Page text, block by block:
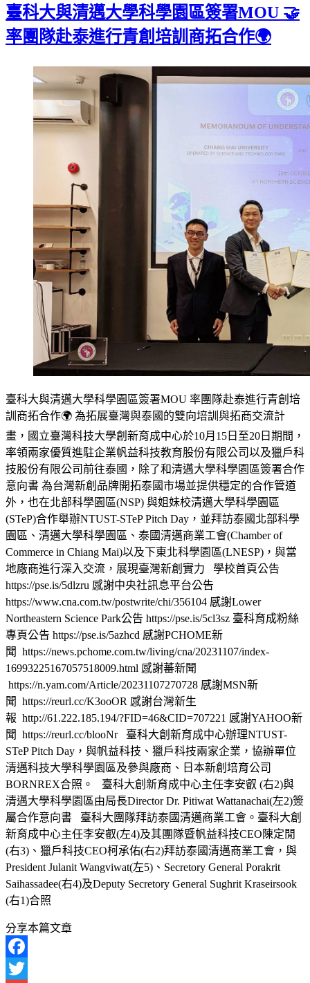
臺科大與清邁大學科學園區簽署MOU 🤝
率團隊赴泰進行青創培訓商拓合作🌍
臺科大與清邁大學科學園區簽署MOU 率團隊赴泰進行青創培
訓商拓合作🌍 為拓展臺灣與泰國的雙向培訓與拓商交流計
畫，國立臺灣科技大學創新育成中心於10月15日至20日期間，
率領兩家優質進駐企業帆益科技教育股份有限公司以及獵戶科
技股份有限公司前往泰國，除了和清邁大學科學園區簽署合作
意向書 為台灣新創品牌開拓泰國市場並提供穩定的合作管道
外，也在北部科學園區(NSP) 與姐妹校清邁大學科學園區
(STeP)合作舉辦NTUST-STeP Pitch Day，並拜訪泰國北部科學
園區、清邁大學科學園區、泰國清邁商業工會(Chamber of
Commerce in Chiang Mai)以及下東北科學園區(LNESP)，與當
地廠商進行深入交流，展現臺灣新創實力 學校首頁公告
https://pse.is/5dlzru 感謝中央社訊息平台公告
https://www.cna.com.tw/postwrite/chi/356104 感謝Lower
Northeastern Science Park公告 https://pse.is/5cl3sz 臺科育成粉絲
專頁公告 https://pse.is/5azhcd 感謝PCHOME新
聞 https://news.pchome.com.tw/living/cna/20231107/index-
16993225167057518009.html 感謝蕃新聞
https://n.yam.com/Article/20231107270728 感謝MSN新
聞 https://reurl.cc/K3ooOR 感謝台灣新生
報 http://61.222.185.194/?FID=46&CID=707221 感謝YAHOO新
聞 https://reurl.cc/blooNr 臺科大創新育成中心辦理NTUST-
STeP Pitch Day，與帆益科技、獵戶科技兩家企業，協辦單位
清邁科技大學科學園區及參與廠商、日本新創培育公司
BORNREX合照。 臺科大創新育成中心主任李安叡 (右2)與
清邁大學科學園區由局長Director Dr. Pitiwat Wattanachai(左2)簽
屬合作意向書 臺科大團隊拜訪泰國清邁商業工會。臺科大創
新育成中心主任李安叡(左4)及其團隊暨帆益科技CEO陳定閒
(右3)、獵戶科技CEO柯承佑(右2)拜訪泰國清邁商業工會，與
President Julanit Wangviwat(左5)、Secretory General Porakrit
Saihassadee(右4)及Deputy Secretory General Sughrit Kraseirsook
(右1)合照
分享本篇文章
Facebook